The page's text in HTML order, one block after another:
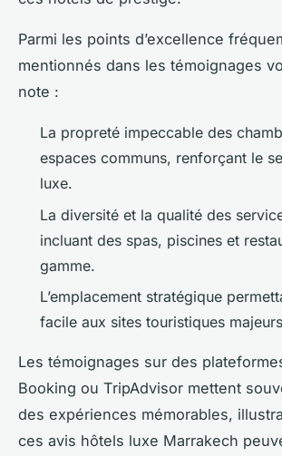
Parmi les points d’excellence
mentionnés dans les témoignages
note :
La propreté impeccable des
espaces communs, renforçant le
luxe.
La diversité et la qualité des
incluant des spas, piscines et
gamme.
L’emplacement stratégique
facile aux sites touristiques
Les témoignages sur des
Booking ou TripAdvisor mettent
des expériences mémorables,
ces avis hôtels luxe Marrakech